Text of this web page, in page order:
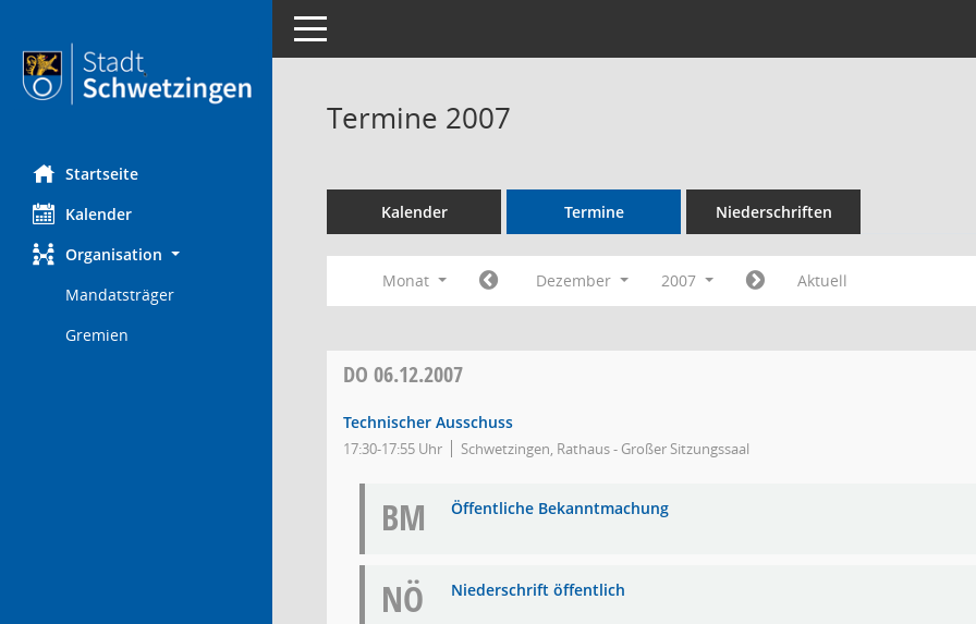
Startseite
Kalender
Organisation
Mandatsträger
Gremien
Toggle navigation
Termine 2007
Kalender Termine Niederschriften
Monat Dezember 2007 Aktuell
DO 06.12.2007
Technischer Ausschuss
17:30-17:55 Uhr Schwetzingen, Rathaus - Großer Sitzungssaal
BM Öffentliche Bekanntmachung
NÖ Niederschrift öffentlich